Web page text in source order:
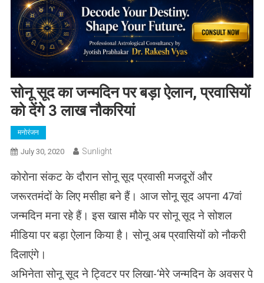
सोनू सूद का जन्मदिन पर बड़ा ऐलान, प्रवासियों
को देंगे 3 लाख नौकरियां
मनोरंजन
July 30, 2020 Sunlight
कोरोना संकट के दौरान सोनू सूद प्रवासी मजदूरों और
जरूरतमंदों के लिए मसीहा बने हैं। आज सोनू सूद अपना 47वां
जन्मदिन मना रहे हैं। इस खास मौके पर सोनू सूद ने सोशल
मीडिया पर बड़ा ऐलान किया है। सोनू अब प्रवासियों को नौकरी
दिलाएंगे।
अभिनेता सोनू सूद ने ट्विटर पर लिखा-‘मेरे जन्मदिन के अवसर पे